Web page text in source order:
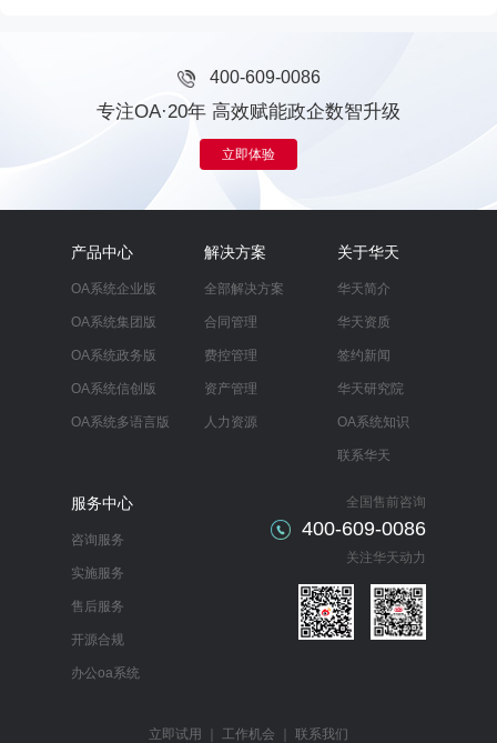
400-609-0086
专注OA·20年 高效赋能政企数智升级
立即体验
产品中心
OA系统企业版
OA系统集团版
OA系统政务版
OA系统信创版
OA系统多语言版
解决方案
全部解决方案
合同管理
费控管理
资产管理
人力资源
关于华天
华天简介
华天资质
签约新闻
华天研究院
OA系统知识
联系华天
服务中心
咨询服务
实施服务
售后服务
开源合规
办公oa系统
全国售前咨询
400-609-0086
关注华天动力
立即试用 工作机会 联系我们